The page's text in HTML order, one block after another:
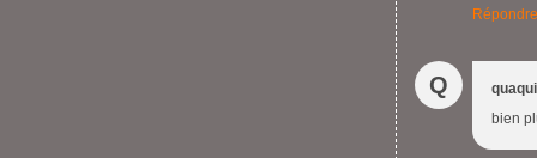
Répondre
Q
bien